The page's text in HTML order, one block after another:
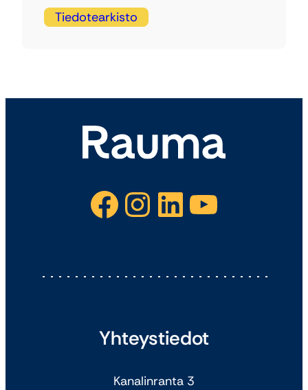
Tiedotearkisto
Facebook Instagram LinkedIn YouTube
Yhteystiedot
Kanalinranta 3